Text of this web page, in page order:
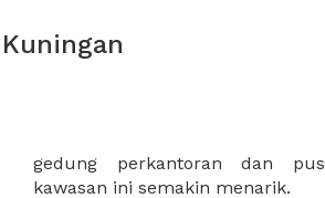
kawasan ini semakin menarik.